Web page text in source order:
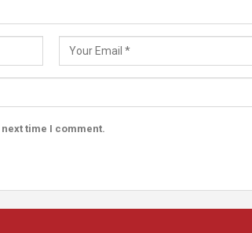
time I comment.